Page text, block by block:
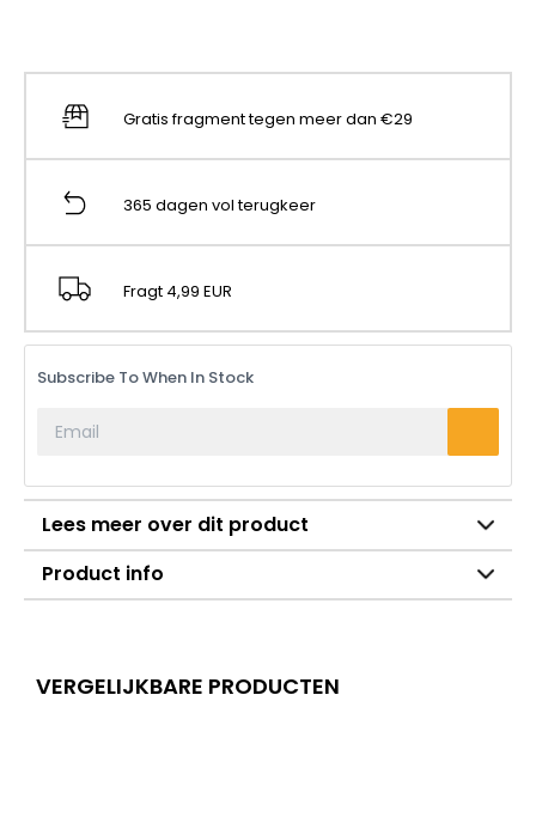
Gratis fragment tegen meer dan €29
365 dagen vol terugkeer
Fragt 4,99 EUR
Subscribe To When In Stock
Lees meer over dit product
Product info
VERGELIJKBARE PRODUCTEN